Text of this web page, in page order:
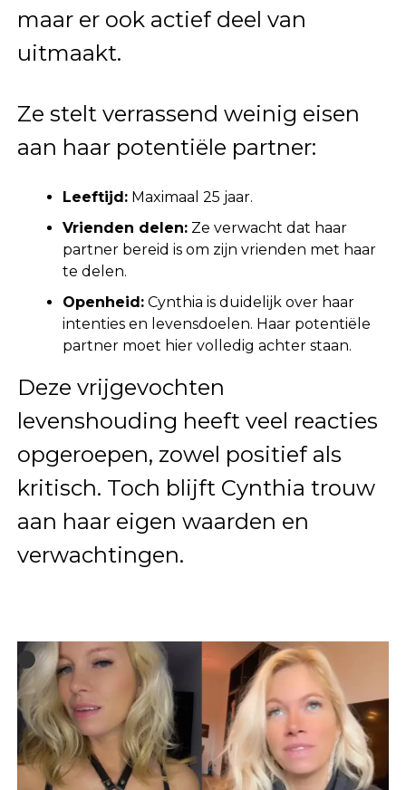
maar er ook actief deel van
uitmaakt.
Ze stelt verrassend weinig eisen
aan haar potentiële partner:
Leeftijd:Maximaal 25 jaar.
Vrienden delen:Ze verwacht dat haar
partner bereid is om zijn vrienden met haar
te delen.
Openheid:Cynthia is duidelijk over haar
intenties en levensdoelen. Haar potentiële
partner moet hier volledig achter staan.
Deze vrijgevochten
levenshouding heeft veel reacties
opgeroepen, zowel positief als
kritisch. Toch blijft Cynthia trouw
aan haar eigen waarden en
verwachtingen.